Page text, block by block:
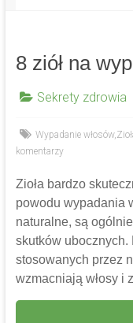
8 ziół na
Sekrety zdrowia
Wypadanie włosów,
komentarzy
Zioła bardzo
powodu wypadania
naturalne, są
skutków ubocznych.
stosowanych przez
wzmacniają włosy i